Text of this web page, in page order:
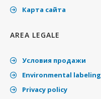
Карта сайта
AREA LEGALE
Условия продажи
Environmental labeling
Privacy policy